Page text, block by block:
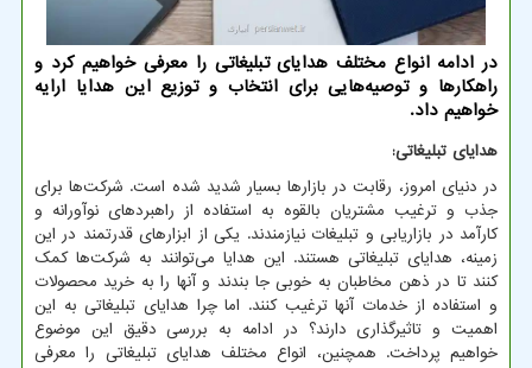
در ادامه انواع مختلف هدایای تبلیغاتی را معرفی خواهیم کرد و
راهکارها و توصیه‌هایی برای انتخاب و توزیع این هدایا ارایه
خواهیم داد.
هدایای تبلیغاتی:
در دنیای امروز، رقابت در بازارها بسیار شدید شده است. شرکت‌ها برای
جذب و ترغیب مشتریان بالقوه به استفاده از راهبردهای نوآورانه و
کارآمد در بازاریابی و تبلیغات نیازمندند. یکی از ابزارهای قدرتمند در این
زمینه، هدایای تبلیغاتی هستند. این هدایا می‌توانند به شرکت‌ها کمک
کنند تا در ذهن مخاطبان به خوبی جا بندند و آنها را به خرید محصولات
و استفاده از خدمات آنها ترغیب کنند. اما چرا هدایای تبلیغاتی به این
اهمیت و تاثیرگذاری دارند؟ در ادامه به بررسی دقیق این موضوع
خواهیم پرداخت. همچنین، انواع مختلف هدایای تبلیغاتی را معرفی